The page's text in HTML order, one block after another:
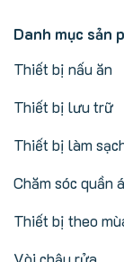
Danh mục sản
Thiết bị nấu ăn
Thiết bị lưu trữ
Thiết bị làm
Chăm sóc quần
Thiết bị theo